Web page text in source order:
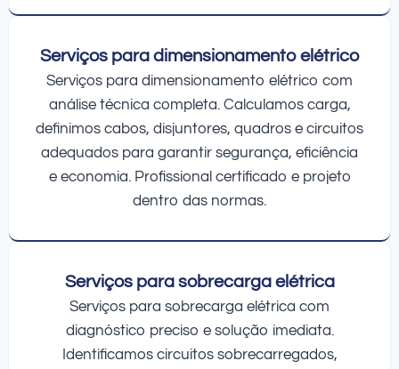
Serviços para dimensionamento elétrico
Serviços para dimensionamento elétrico com
análise técnica completa. Calculamos carga,
definimos cabos, disjuntores, quadros e circuitos
adequados para garantir segurança, eficiência
e economia. Profissional certificado e projeto
dentro das normas.
Serviços para sobrecarga elétrica
Serviços para sobrecarga elétrica com
diagnóstico preciso e solução imediata.
Identificamos circuitos sobrecarregados,